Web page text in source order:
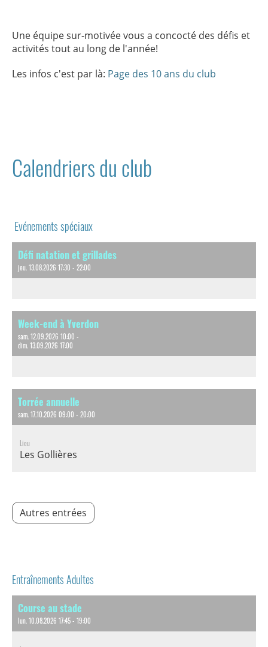
Une équipe sur-motivée vous a concocté des défis et
activités tout au long de l'année!
Les infos c'est par là: Page des 10 ans du club
Calendriers du club
Evénements spéciaux
Défi natation et grillades
jeu. 13.08.2026 17:30 - 22:00
Week-end à Yverdon
sam. 12.09.2026 10:00 -
dim. 13.09.2026 17:00
Torrée annuelle
sam. 17.10.2026 09:00 - 20:00
Lieu
Les Gollières
Autres entrées
Entraînements Adultes
Course au stade
lun. 10.08.2026 17:45 - 19:00